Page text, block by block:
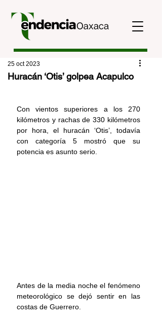
Huracán ‘Otis’ golpea Acapulco
25 oct 2023
Con vientos superiores a los 270
kilómetros y rachas de 330 kilómetros
por hora, el huracán ‘Otis’, todavía
con categoría 5 mostró que su
potencia es asunto serio.
Antes de la media noche el fenómeno
meteorológico se dejó sentir en las
costas de Guerrero.